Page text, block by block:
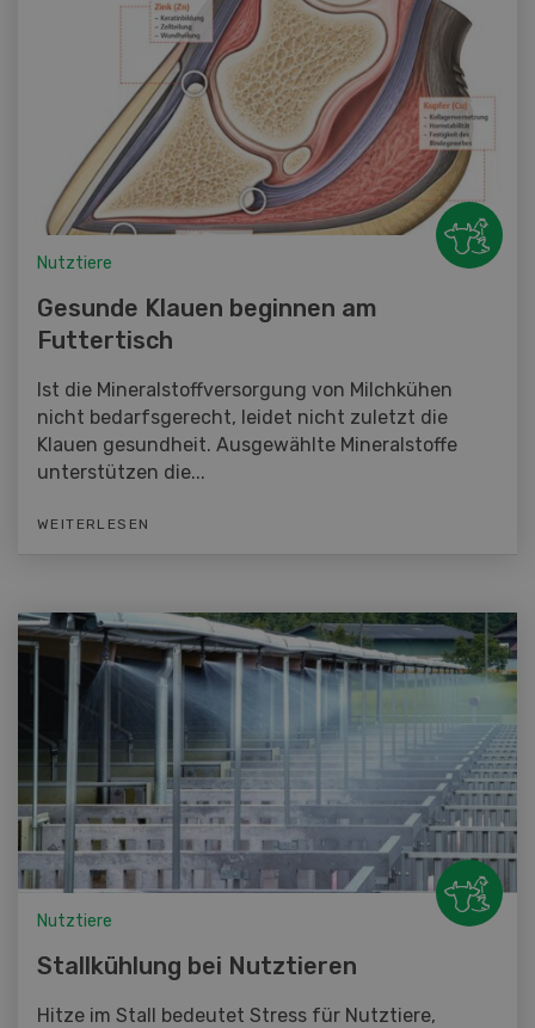
Nutztiere
Gesunde Klauen beginnen am
Futtertisch
Ist die Mineralstoffversorgung von Milchkühen
nicht bedarfsgerecht, leidet nicht zuletzt die
Klauen gesundheit. Ausgewählte Mineralstoffe
unterstützen die...
WEITERLESEN
Nutztiere
Stallkühlung bei Nutztieren
Hitze im Stall bedeutet Stress für Nutztiere,